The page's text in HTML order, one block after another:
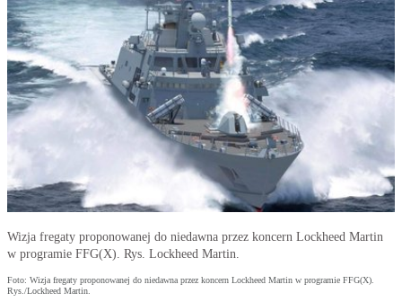
Wizja fregaty proponowanej do niedawna przez koncern Lockheed Martin
w programie FFG(X). Rys. Lockheed Martin.
Foto: Wizja fregaty proponowanej do niedawna przez koncern Lockheed Martin w programie FFG(X).
Rys./Lockheed Martin.